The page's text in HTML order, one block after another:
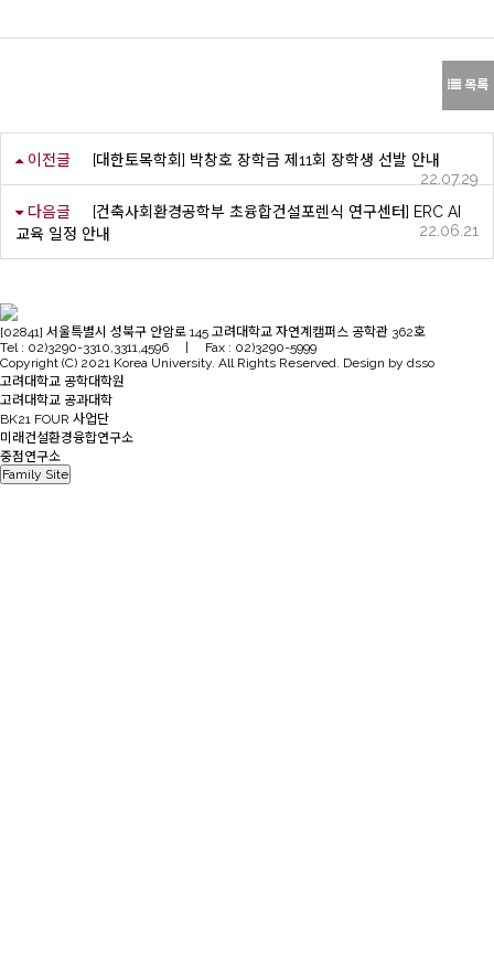
목록
이전글
[대한토목학회] 박창호 장학금 제11회 장학생 선발 안내
22.07.29
다음글
[건축사회환경공학부 초융합건설포렌식 연구센터] ERC AI
교육 일정 안내
22.06.21
[02841] 서울특별시 성북구 안암로 145 고려대학교 자연계캠퍼스 공학관 362호
Tel : 02)3290-3310,3311,4596 | Fax : 02)3290-5999
Copyright (C) 2021 Korea University. All Rights Reserved. Design by dsso
고려대학교 공학대학원
고려대학교 공과대학
BK21 FOUR 사업단
미래건설환경융합연구소
중점연구소
Family Site